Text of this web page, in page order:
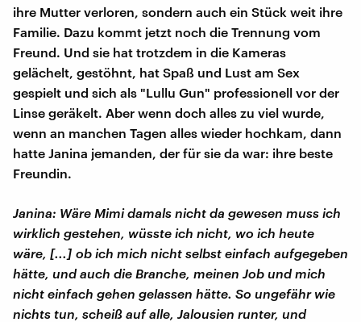
ihre Mutter verloren, sondern auch ein Stück weit ihre
Familie. Dazu kommt jetzt noch die Trennung vom
Freund. Und sie hat trotzdem in die Kameras
gelächelt, gestöhnt, hat Spaß und Lust am Sex
gespielt und sich als "Lullu Gun" professionell vor der
Linse geräkelt. Aber wenn doch alles zu viel wurde,
wenn an manchen Tagen alles wieder hochkam, dann
hatte Janina jemanden, der für sie da war: ihre beste
Freundin.
Janina: Wäre Mimi damals nicht da gewesen muss ich
wirklich gestehen, wüsste ich nicht, wo ich heute
wäre, [...] ob ich mich nicht selbst einfach aufgegeben
hätte, und auch die Branche, meinen Job und mich
nicht einfach gehen gelassen hätte. So ungefähr wie
nichts tun, scheiß auf alle, Jalousien runter, und